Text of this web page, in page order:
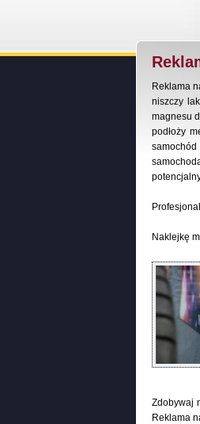
Reklama
niszczy
magnesu
podłoży
Naklejkę
Zdobywaj
Reklama